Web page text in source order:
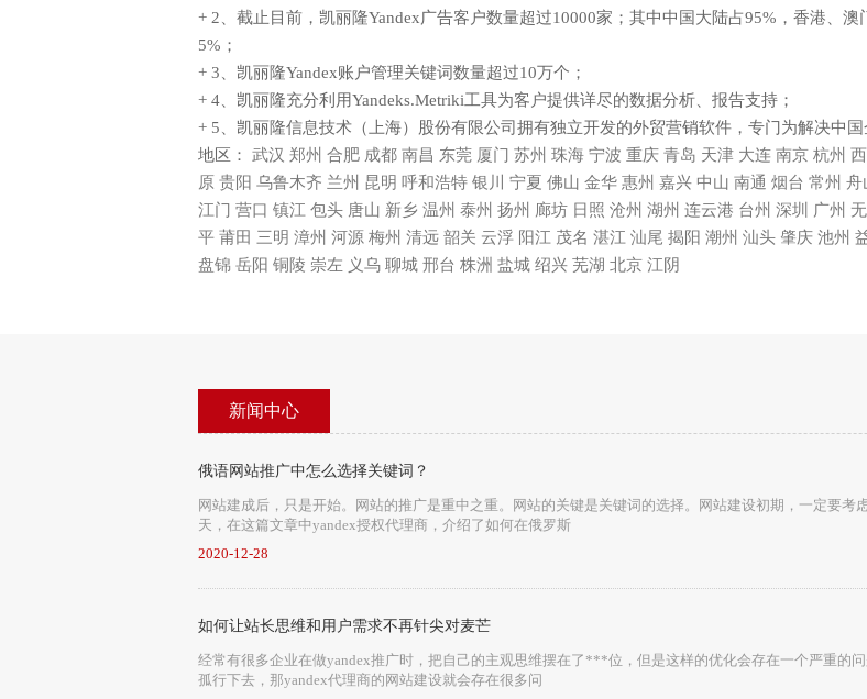
+ 2、截止目前，凯丽隆Yandex广告客户数量超过10000家；其中中国大陆占95%，香港、
5%；
+ 3、凯丽隆Yandex账户管理关键词数量超过10万个；
+ 4、凯丽隆充分利用Yandeks.Metriki工具为客户提供详尽的数据分析、报告支持；
+ 5、凯丽隆信息技术（上海）股份有限公司拥有独立开发的外贸营销软件，专门为解决中国
地区： 武汉 郑州 合肥 成都 南昌 东莞 厦门 苏州 珠海 宁波 重庆 青岛 天津 大连 南京 杭州
原 贵阳 乌鲁木齐 兰州 昆明 呼和浩特 银川 宁夏 佛山 金华 惠州 嘉兴 中山 南通 烟台 常州 舟
江门 营口 镇江 包头 唐山 新乡 温州 泰州 扬州 廊坊 日照 沧州 湖州 连云港 台州 深圳 广州
平 莆田 三明 漳州 河源 梅州 清远 韶关 云浮 阳江 茂名 湛江 汕尾 揭阳 潮州 汕头 肇庆 池州
盘锦 岳阳 铜陵 崇左 义乌 聊城 邢台 株洲 盐城 绍兴 芜湖 北京 江阴
新闻中心
俄语网站推广中怎么选择关键词？
网站建成后，只是开始。网站的推广是重中之重。网站的关键是关键词的选择。网站建设初期，一定要
天，在这篇文章中yandex授权代理商，介绍了如何在俄罗斯
2020-12-28
如何让站长思维和用户需求不再针尖对麦芒
经常有很多企业在做yandex推广时，把自己的主观思维摆在了***位，但是这样的优化会存在一个严重的
孤行下去，那yandex代理商的网站建设就会存在很多问